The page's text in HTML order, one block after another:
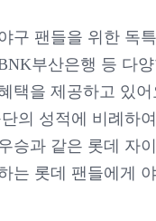
구 팬들을 위한 독
부산은행 등 다
택을 제공하고 있
의 성적에 비례하
승과 같은 롯데 자
는 롯데 팬들에게